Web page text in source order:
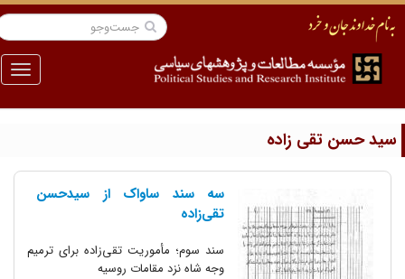
منو
حسن تقی زاده
سه سند ساواک از سیدحسن
تقی‌زاده
سند سوم؛ مأموریت تقی‌زاده برای ترمیم
وجه شاه نزد مقامات روسیه